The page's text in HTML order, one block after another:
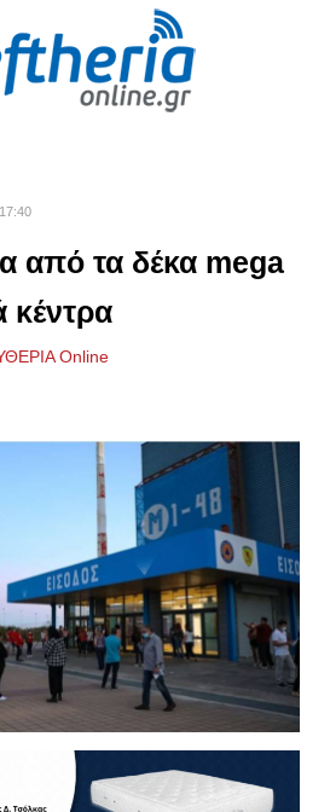
από τα δέκα mega
κέντρα
Online